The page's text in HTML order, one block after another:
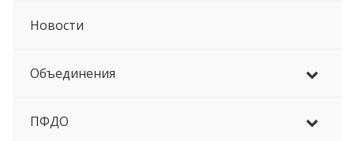
Новости
Объединения
ПФДО